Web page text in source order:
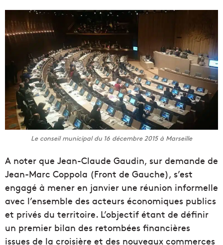
Le conseil municipal du 16 décembre 2015 à Marseille
A noter que Jean-Claude Gaudin, sur demande de
Jean-Marc Coppola (Front de Gauche), s’est
engagé à mener en janvier une réunion informelle
avec l’ensemble des acteurs économiques publics
et privés du territoire. L’objectif étant de définir
un premier bilan des retombées financières
issues de la croisière et des nouveaux commerces